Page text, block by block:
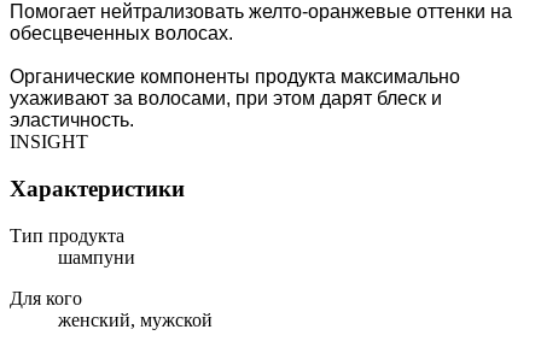
Помогает нейтрализовать желто-оранжевые оттенки на
обесцвеченных волосах.
Органические компоненты продукта максимально
ухаживают за волосами, при этом дарят блеск и
эластичность.
INSIGHT
Характеристики
Тип продукта
шампуни
Для кого
женский, мужской